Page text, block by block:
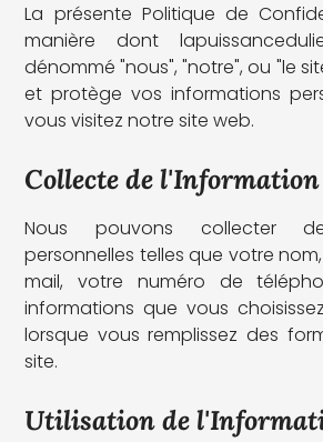
La présente Politique de
manière dont
dénommé "nous", "notre", ou "le
et protège vos informations
vous visitez notre site web.
Collecte de l'Information
Nous pouvons collecter
personnelles telles que votre
mail, votre numéro de
informations que vous
lorsque vous remplissez des
site.
Utilisation de